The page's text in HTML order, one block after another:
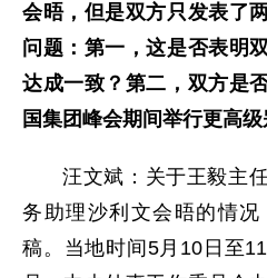
会晤，但是双方只发表了
问题：第一，这是否表明
达成一致？第二，双方是
国集团峰会期间举行更高
汪文斌：关于王毅主
务助理沙利文会晤的情
稿。当地时间5月10日至